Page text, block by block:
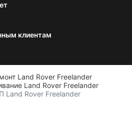
клиентам
Land Rover Freelander
Land Rover Freelander
Rover Freelander